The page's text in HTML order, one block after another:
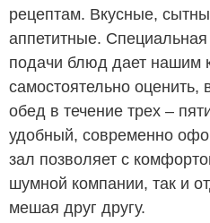
рецептам. Вкусные,
аппетитные. Специальная
подачи блюд дает нашим
самостоятельно оценить,
обед в течение трех –
удобный, современно
зал позволяет с
шумной компании, так и
мешая друг другу.